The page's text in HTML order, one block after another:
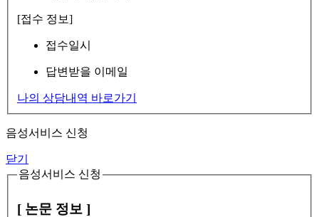
[접수 정보]
접수일시
답변받을 이메일
나의 상담내역 바로가기
음성서비스 신청
닫기
음성서비스 신청
[ 논문 정보 ]